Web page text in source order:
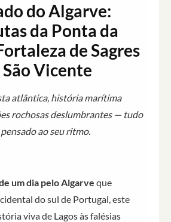
do Algarve:
da Ponta da
de Sagres
Vicente
atlântica, história marítima
rochosas deslumbrantes — tudo
ao seu ritmo.
um dia pelo Algarve que
do sul de Portugal, este
viva de Lagos às falésias